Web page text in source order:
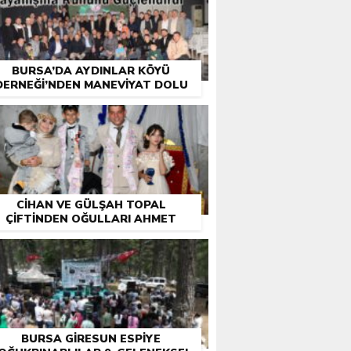
BURSA’DA AYDINLAR KÖYÜ
MANEVIYAT DOLU
CIHAN VE GÜLŞAH TOPAL
ÇIFTINDEN OĞULLARI AHMET
SÜNNET CEMIYETI
BURSA GIRESUN ESPIYE